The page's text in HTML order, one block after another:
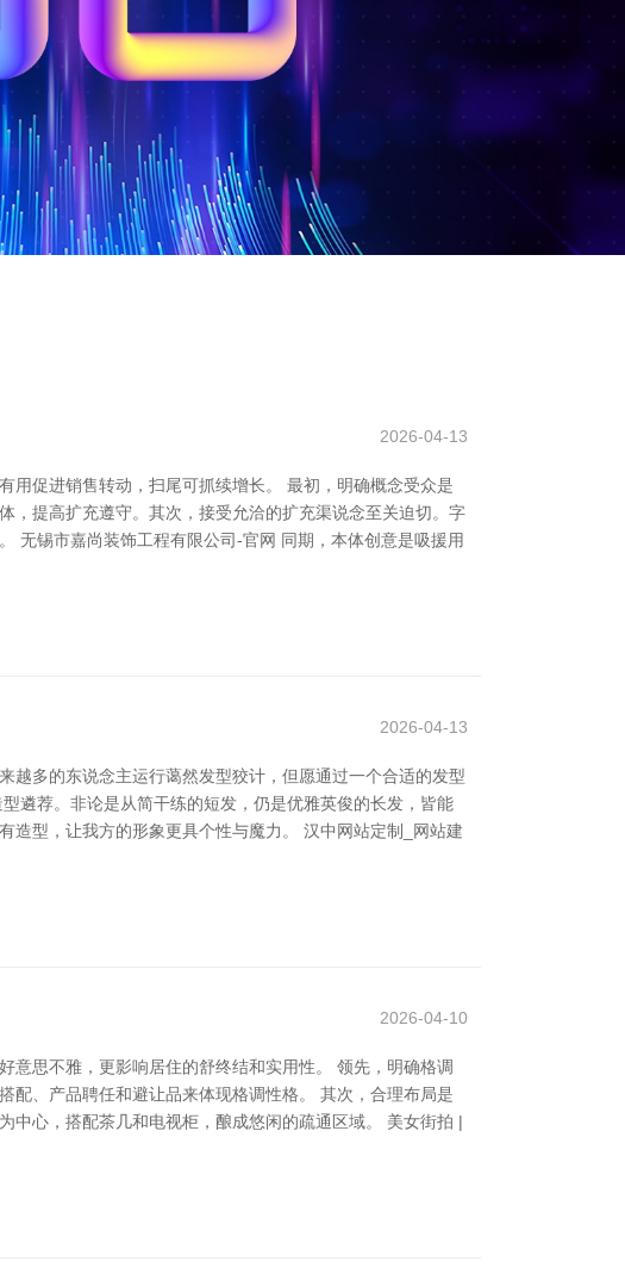
2026-04-13
用促进销售转动，扫尾可抓续增长。 最初，明确概念受众是
，提高扩充遵守。其次，接受允洽的扩充渠说念至关迫切。字
无锡市嘉尚装饰工程有限公司-官网 同期，本体创意是吸援用
2026-04-13
越多的东说念主运行蔼然发型狡计，但愿通过一个合适的发型
遴荐。非论是从简干练的短发，仍是优雅英俊的长发，皆能
造型，让我方的形象更具个性与魔力。 汉中网站定制_网站建
2026-04-10
意思不雅，更影响居住的舒终结和实用性。 领先，明确格调
配、产品聘任和避让品来体现格调性格。 其次，合理布局是
中心，搭配茶几和电视柜，酿成悠闲的疏通区域。 美女街拍 |